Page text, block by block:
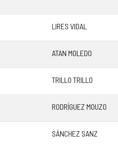
LIRES VIDAL
ATAN MOLEDO
TRILLO TRILLO
RODRÍGUEZ MOUZO
SÁNCHEZ SANZ